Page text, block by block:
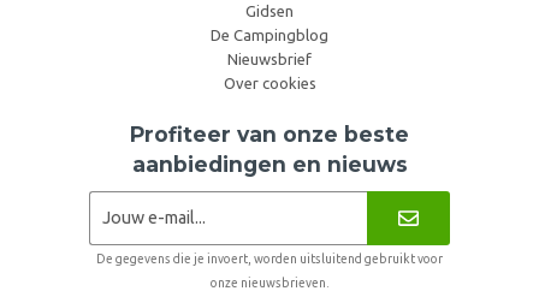
Gidsen
De Campingblog
Nieuwsbrief
Over cookies
Profiteer van onze beste
aanbiedingen en nieuws
De gegevens die je invoert, worden uitsluitend gebruikt voor
onze nieuwsbrieven.